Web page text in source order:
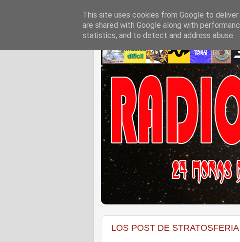
LOS POST DE
This site uses cookies from Google to
are shared with Google along with
statistics, and to detect and address abuse.